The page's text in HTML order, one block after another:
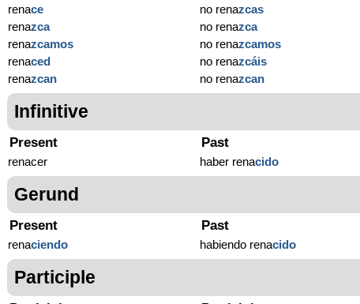
renace
renazca
renazcamos
renaced
renazcan
no renazcas
no renazca
no renazcamos
no renazcáis
no renazcan
Infinitive
Present
renacer
Past
haber renacido
Gerund
Present
renaciendo
Past
habiendo renacido
Participle